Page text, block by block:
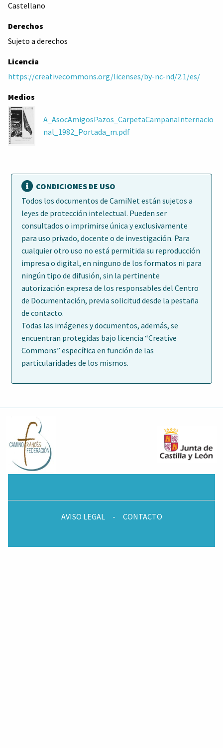
Castellano
Derechos
Sujeto a derechos
Licencia
https://creativecommons.org/licenses/by-nc-nd/2.1/es/
Medios
A_AsocAmigosPazos_CarpetaCampanaInternacio
nal_1982_Portada_m.pdf
CONDICIONES DE USO
Todos los documentos de CamiNet están sujetos a
leyes de protección intelectual. Pueden ser
consultados o imprimirse única y exclusivamente
para uso privado, docente o de investigación. Para
cualquier otro uso no está permitida su reproducción
impresa o digital, en ninguno de los formatos ni para
ningún tipo de difusión, sin la pertinente
autorización expresa de los responsables del Centro
de Documentación, previa solicitud desde la pestaña
de contacto.
Todas las imágenes y documentos, además, se
encuentran protegidas bajo licencia “Creative
Commons” específica en función de las
particularidades de los mismos.
AVISO LEGAL - CONTACTO